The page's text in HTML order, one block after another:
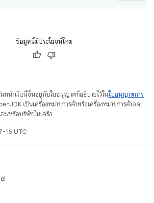
ข้อมูลนี้มีประโยชน์ไหม
นหน้าเว็บนี้ขึ้นอยู่กับใบอนุญาตที่อธิบายไว้ในใบอนุญาตการ
เป็นเครื่องหมายการค้าหรือเครื่องหมายการค้าจด
/หรือบริษัทในเครือ
16 UTC